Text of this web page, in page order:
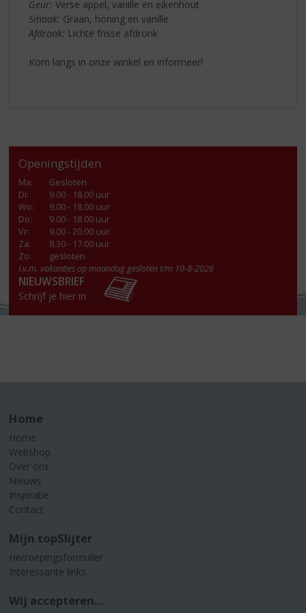
Geur: Verse appel, vanille en eikenhout
Smaak: Graan, honing en vanille
Afdronk: Lichte frisse afdronk
Kom langs in onze winkel en informeer!
Openingstijden
Ma:
Gesloten
Di:
9.00 - 18.00 uur
Wo:
9.00 - 18.00 uur
Do:
9.00 - 18.00 uur
Vr:
9.00 - 20.00 uur
Za:
8.30 - 17.00 uur
Zo:
gesloten
I.v.m. vakanties op maandag gesloten t/m 10-8-2026
NIEUWSBRIEF
Schrijf je hier in
Home
Home
Webshop
Over ons
Nieuws
Inspiratie
Contact
Mijn topSlijter
Herroepingsformulier
Interessante links
Wij accepteren...